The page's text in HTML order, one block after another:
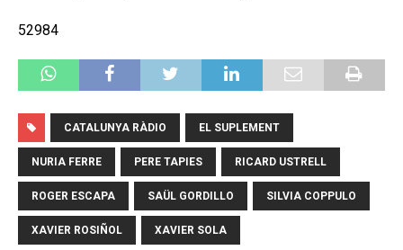
52984
CATALUNYA RÀDIO EL SUPLEMENT
NURIA FERRE PERE TAPIES RICARD USTRELL
ROGER ESCAPA SAÜL GORDILLO SILVIA COPPULO
XAVIER ROSIÑOL XAVIER SOLA